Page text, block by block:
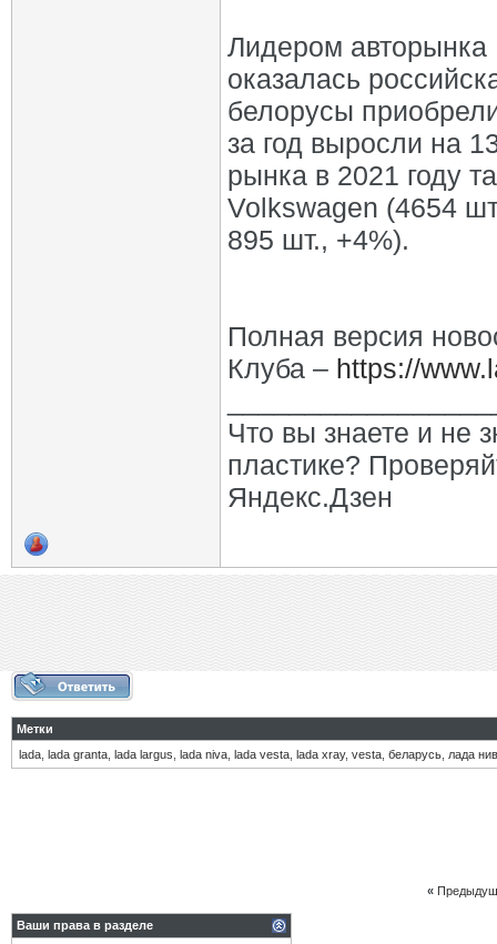
Лидером авторынка
оказалась
белорусы
за год выросли на
рынка в 2021 году
Volkswagen (4654
895 шт., +4%).
Полная версия
Клуба – https://
Что вы знаете и не
пластике?
Яндекс.Дзен
Метки
lada lada granta lada largus lada niva lada vesta lada xray, vesta беларусь лада
«
Ваши права в разделе